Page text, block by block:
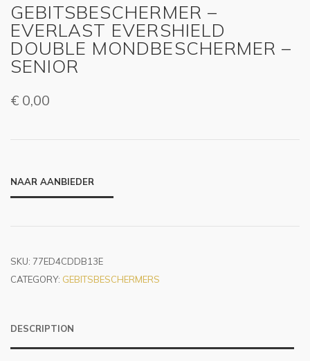
GEBITSBESCHERMER –
EVERLAST EVERSHIELD
DOUBLE MONDBESCHERMER –
SENIOR
€ 0,00
NAAR AANBIEDER
SKU: 77ED4CDDB13E
CATEGORY: GEBITSBESCHERMERS
DESCRIPTION